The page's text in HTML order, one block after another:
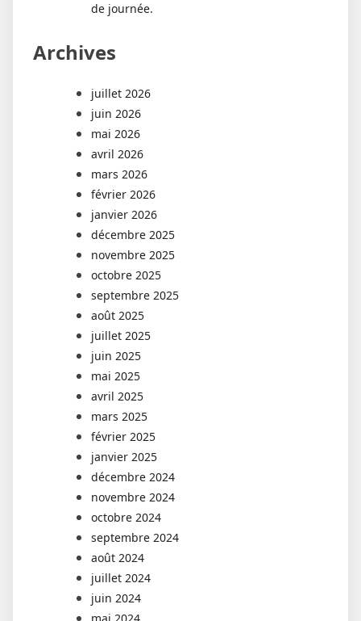
de journée.
Archives
juillet 2026
juin 2026
mai 2026
avril 2026
mars 2026
février 2026
janvier 2026
décembre 2025
novembre 2025
octobre 2025
septembre 2025
août 2025
juillet 2025
juin 2025
mai 2025
avril 2025
mars 2025
février 2025
janvier 2025
décembre 2024
novembre 2024
octobre 2024
septembre 2024
août 2024
juillet 2024
juin 2024